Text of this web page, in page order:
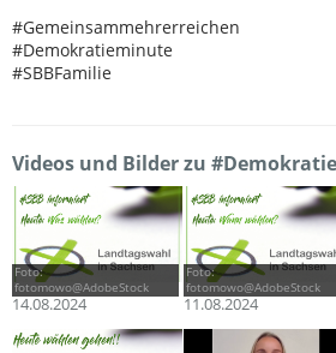
#Gemeinsammehrerreichen
#Demokratieminute
#SBBFamilie
Videos und Bilder zu
Foto:
fotomowo@AdobeStock
14.08.2024
Foto:
fotomowo@AdobeStock
11.08.2024